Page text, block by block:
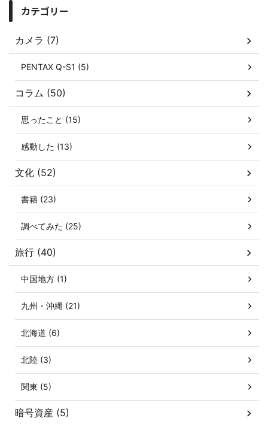
カテゴリー
カメラ (7)
PENTAX Q-S1 (5)
コラム (50)
思ったこと (15)
感動した (13)
文化 (52)
書籍 (23)
調べてみた (25)
旅行 (40)
中国地方 (1)
九州・沖縄 (21)
北海道 (6)
北陸 (3)
関東 (5)
暗号資産 (5)